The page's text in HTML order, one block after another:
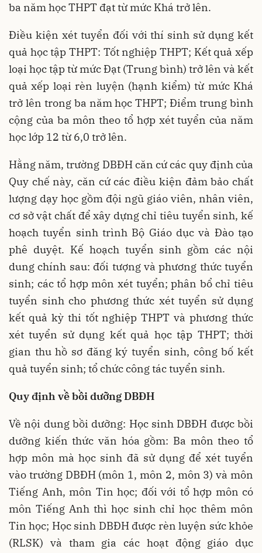
ba năm học THPT đạt từ mức Khá trở lên.
Điều kiện xét tuyển đối với thí sinh sử dụng kết
quả học tập THPT: Tốt nghiệp THPT; Kết quả xếp
loại học tập từ mức Đạt (Trung bình) trở lên và kết
quả xếp loại rèn luyện (hạnh kiểm) từ mức Khá
trở lên trong ba năm học THPT; Điểm trung bình
cộng của ba môn theo tổ hợp xét tuyển của năm
học lớp 12 từ 6,0 trở lên.
Hằng năm, trường DBĐH căn cứ các quy định của
Quy chế này, căn cứ các điều kiện đảm bảo chất
lượng dạy học gồm đội ngũ giáo viên, nhân viên,
cơ sở vật chất để xây dựng chỉ tiêu tuyển sinh, kế
hoạch tuyển sinh trình Bộ Giáo dục và Đào tạo
phê duyệt. Kế hoạch tuyển sinh gồm các nội
dung chính sau: đối tượng và phương thức tuyển
sinh; các tổ hợp môn xét tuyển; phân bổ chỉ tiêu
tuyển sinh cho phương thức xét tuyển sử dụng
kết quả kỳ thi tốt nghiệp THPT và phương thức
xét tuyển sử dụng kết quả học tập THPT; thời
gian thu hồ sơ đăng ký tuyển sinh, công bố kết
quả tuyển sinh; tổ chức công tác tuyển sinh.
Quy định về bồi dưỡng DBĐH
Về nội dung bồi dưỡng: Học sinh DBĐH được bồi
dưỡng kiến thức văn hóa gồm: Ba môn theo tổ
hợp môn mà học sinh đã sử dụng để xét tuyển
vào trường DBĐH (môn 1, môn 2, môn 3) và môn
Tiếng Anh, môn Tin học; đối với tổ hợp môn có
môn Tiếng Anh thì học sinh chỉ học thêm môn
Tin học; Học sinh DBĐH được rèn luyện sức khỏe
(RLSK) và tham gia các hoạt động giáo dục